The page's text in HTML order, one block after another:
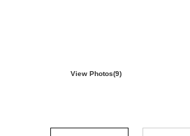
View Photos(9)